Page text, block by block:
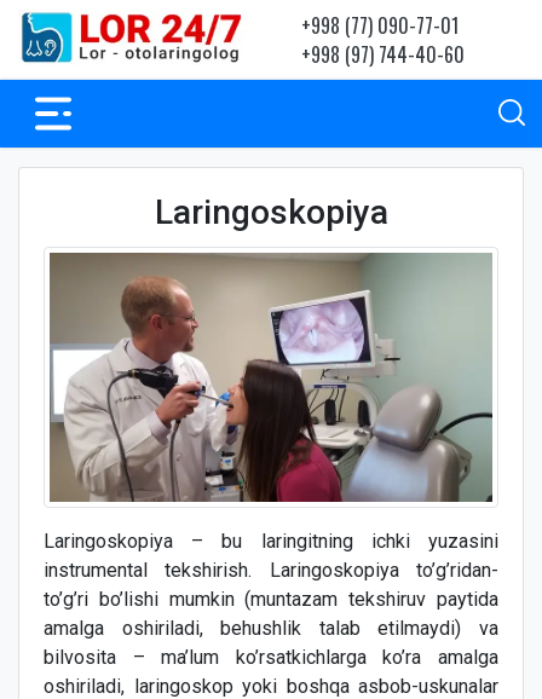
+998 (77) 090-77-01
+998 (97) 744-40-60
Laringoskopiya
Laringoskopiya – bu laringitning ichki yuzasini
instrumental tekshirish. Laringoskopiya to’g’ridan-
to’g’ri bo’lishi mumkin (muntazam tekshiruv paytida
amalga oshiriladi, behushlik talab etilmaydi) va
bilvosita – ma’lum ko’rsatkichlarga ko’ra amalga
oshiriladi, laringoskop yoki boshqa asbob-uskunalar